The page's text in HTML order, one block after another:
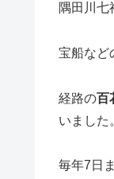
隅田川七
宝船など
経路の百
いました
毎年7日